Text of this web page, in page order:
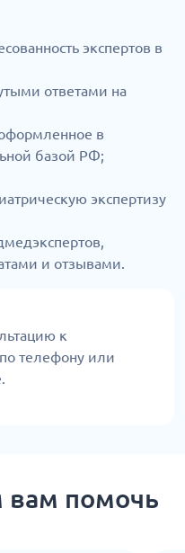
экспертов в
ответами на
в
базой РФ;
экспертизу
и отзывами.
к
телефону или
помочь